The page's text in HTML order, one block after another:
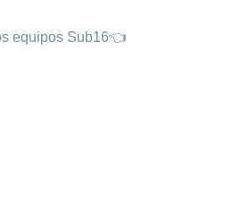
equipos Sub16👈